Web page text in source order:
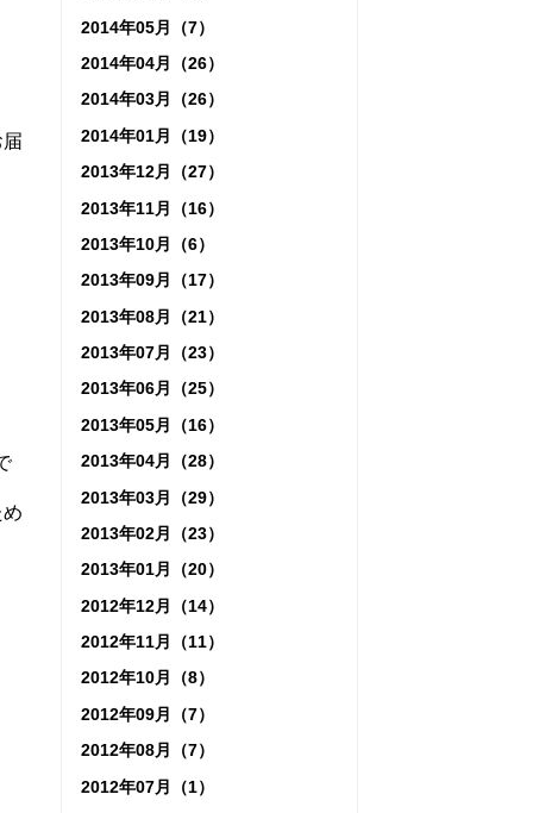
2014年05月（7）
2014年04月（26）
2014年03月（26）
2014年01月（19）
2013年12月（27）
2013年11月（16）
2013年10月（6）
2013年09月（17）
2013年08月（21）
2013年07月（23）
2013年06月（25）
2013年05月（16）
2013年04月（28）
2013年03月（29）
2013年02月（23）
2013年01月（20）
2012年12月（14）
2012年11月（11）
2012年10月（8）
2012年09月（7）
2012年08月（7）
2012年07月（1）